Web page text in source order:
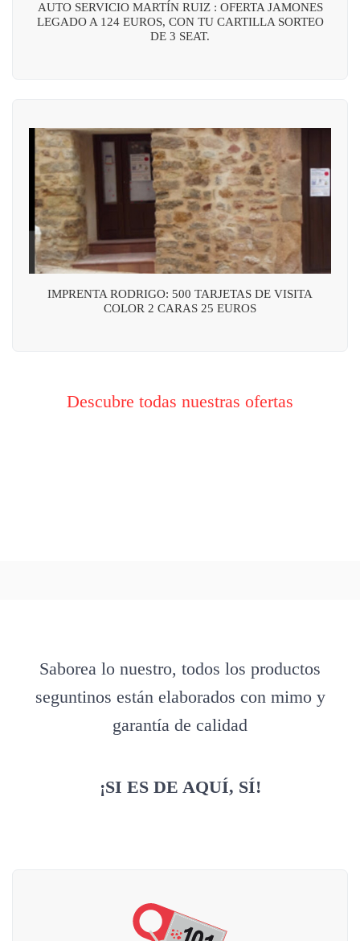
AUTO SERVICIO MARTÍN RUIZ : OFERTA JAMONES
LEGADO A 124 EUROS, CON TU CARTILLA SORTEO
DE 3 SEAT.
IMPRENTA RODRIGO: 500 TARJETAS DE VISITA
COLOR 2 CARAS 25 EUROS
Descubre todas nuestras ofertas
Saborea lo nuestro, todos los productos
seguntinos están elaborados con mimo y
garantía de calidad
¡SI ES DE AQUÍ, SÍ!